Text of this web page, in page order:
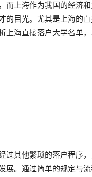
而上海作为我国的经济
的目光。尤其是上海的
上海直接落户大学名单
过其他繁琐的落户程序
展。通过简单的规定与